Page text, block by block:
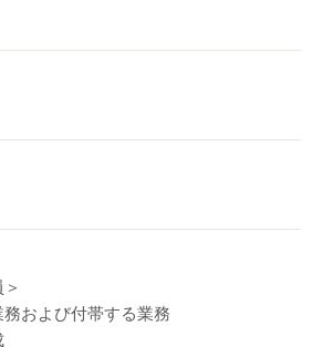
および付帯する業務